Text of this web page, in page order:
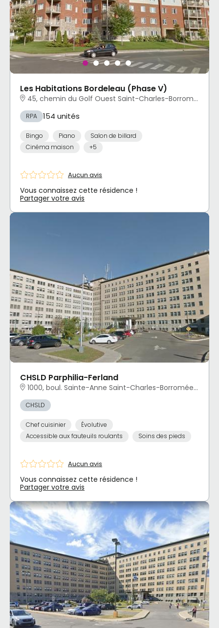
Les Habitations Bordeleau (Phase V)
45, chemin du Golf Ouest Saint-Charles-Borromée, QC
RPA 154 unités
Bingo Piano
Salon de billard
Cinéma maison
+5
Aucun avis
Vous connaissez cette résidence !
Partager votre avis
CHSLD Parphilia-Ferland
1000, boul. Sainte-Anne Saint-Charles-Borromée, QC
CHSLD
Chef cuisinier
Évolutive
Accessible aux fauteuils roulants
Soins des pieds
Aucun avis
Vous connaissez cette résidence !
Partager votre avis